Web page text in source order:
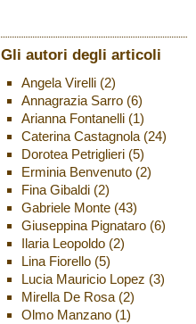
Gli autori degli articoli
Angela Virelli(2)
Annagrazia Sarro(6)
Arianna Fontanelli(1)
Caterina Castagnola(24)
Dorotea Petriglieri(5)
Erminia Benvenuto(2)
Fina Gibaldi(2)
Gabriele Monte(43)
Giuseppina Pignataro(6)
Ilaria Leopoldo(2)
Lina Fiorello(5)
Lucia Mauricio Lopez (3)
Mirella De Rosa(2)
Olmo Manzano(1)